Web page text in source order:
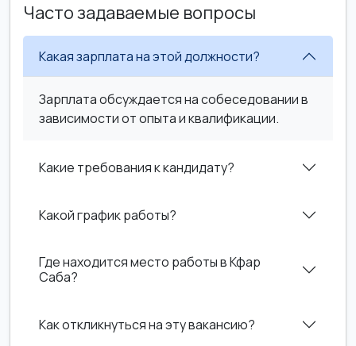
Часто задаваемые вопросы
Какая зарплата на этой должности?
Зарплата обсуждается на собеседовании в
зависимости от опыта и квалификации.
Какие требования к кандидату?
Какой график работы?
Где находится место работы в Кфар
Саба?
Как откликнуться на эту вакансию?